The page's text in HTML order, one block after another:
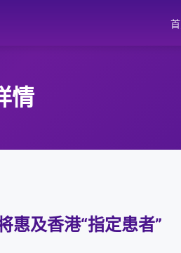
情
及香港“指定患者”